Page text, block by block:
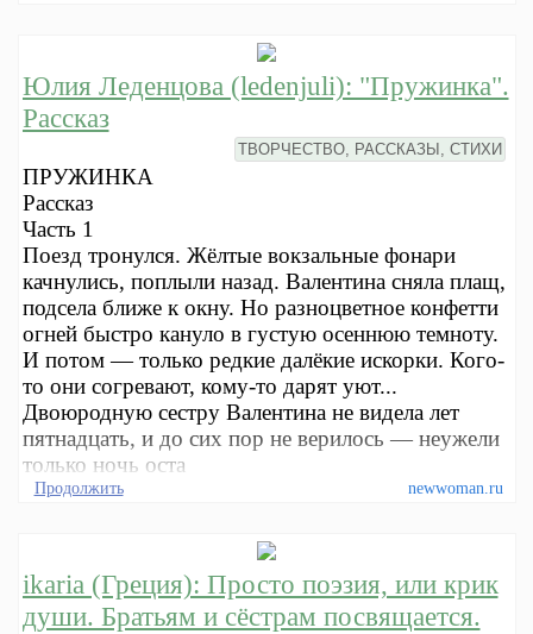
Юлия Леденцова (ledenjuli): "Пружинка".
Рассказ
ТВОРЧЕСТВО, РАССКАЗЫ, СТИХИ
ПРУЖИНКА
Рассказ
Часть 1
Поезд тронулся. Жёлтые вокзальные фонари
качнулись, поплыли назад. Валентина сняла плащ,
подсела ближе к окну. Но разноцветное конфетти
огней быстро кануло в густую осеннюю темноту.
И потом — только редкие далёкие искорки. Кого-
то они согревают, кому-то дарят уют...
Двоюродную сестру Валентина не видела лет
пятнадцать, и до сих пор не верилось — неужели
только ночь оста
Продолжить newwoman.ru
ikaria (Греция): Просто поэзия, или крик
души. Братьям и сёстрам посвящается.